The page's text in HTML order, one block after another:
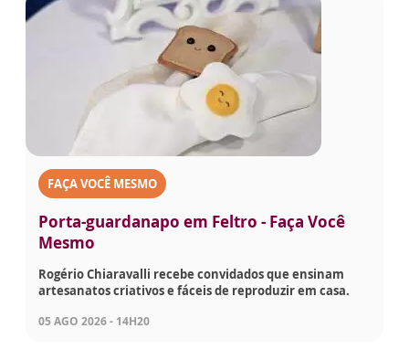
FAÇA VOCÊ MESMO
Porta-guardanapo em Feltro - Faça Você
Mesmo
Rogério Chiaravalli recebe convidados que ensinam
artesanatos criativos e fáceis de reproduzir em casa.
05 AGO 2026 - 14H20